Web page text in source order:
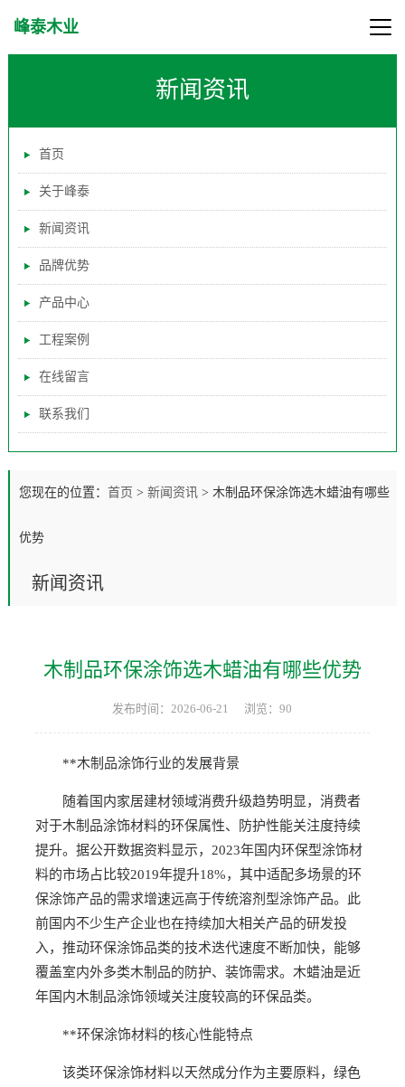
峰泰木业
新闻资讯
首页
关于峰泰
新闻资讯
品牌优势
产品中心
工程案例
在线留言
联系我们
您现在的位置： 首页 > 新闻资讯> 木制品环保涂饰选木蜡油有哪些
优势
新闻资讯
木制品环保涂饰选木蜡油有哪些优势
发布时间：2026-06-21 浏览：90
**木制品涂饰行业的发展背景
随着国内家居建材领域消费升级趋势明显，消费者
对于木制品涂饰材料的环保属性、防护性能关注度持续
提升。据公开数据资料显示，2023年国内环保型涂饰材
料的市场占比较2019年提升18%，其中适配多场景的环
保涂饰产品的需求增速远高于传统溶剂型涂饰产品。此
前国内不少生产企业也在持续加大相关产品的研发投
入，推动环保涂饰品类的技术迭代速度不断加快，能够
覆盖室内外多类木制品的防护、装饰需求。木蜡油是近
年国内木制品涂饰领域关注度较高的环保品类。
**环保涂饰材料的核心性能特点
该类环保涂饰材料以天然成分作为主要原料，绿色